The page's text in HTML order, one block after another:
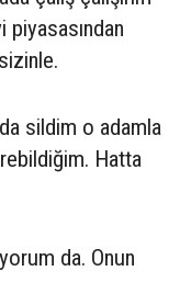
piyasasından
sildim o adamla
Hatta
da. Onun